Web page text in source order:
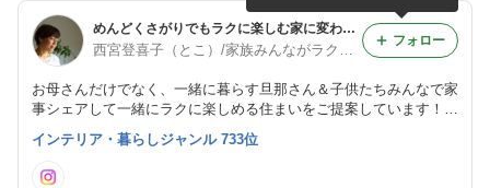
めんどくさがりでもラクに楽しむ家に変わる/リフォーム・インテリア・片付け/とこ
西宮登喜子（とこ）/家族みんながラクで楽しめる住まいに/リフォーム・リノベ・インテリア・お片づけ
お母さんだけでなく、一緒に暮らす旦那さん＆子供たちみんなで家
事シェアして一緒にラクに楽しめる住まいをご提案しています！
リフォーム/インテリア提案/整理収納・お片づけ
フォロー
インテリア・暮らしジャンル 733位